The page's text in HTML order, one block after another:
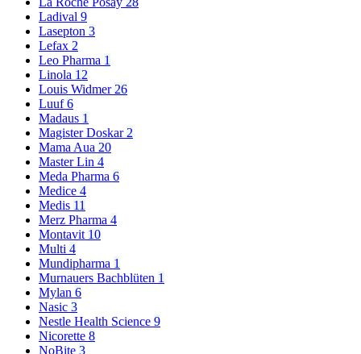
Ladival 9
Lasepton 3
Lefax 2
Leo Pharma 1
Linola 12
Louis Widmer 26
Luuf6
Madaus 1
Magister Doskar 2
Mama Aua 20
Master Lin 4
Meda Pharma 6
Medice 4
Medis 11
Merz Pharma 4
Montavit 10
Multi 4
Mundipharma 1
Murnauers Bachblüten 1
Mylan 6
Nasic 3
Nestle Health Science 9
Nicorette 8
NoBite 3